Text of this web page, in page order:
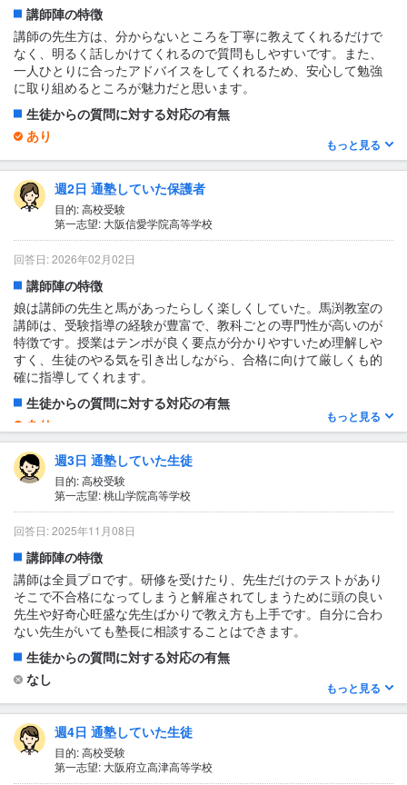
講師陣の特徴
講師の先生方は、分からないところを丁寧に教えてくれるだけで
なく、明るく話しかけてくれるので質問もしやすいです。また、
一人ひとりに合ったアドバイスをしてくれるため、安心して勉強
に取り組めるところが魅力だと思います。
生徒からの質問に対する対応の有無
あり
授業内でわからなかった問題や、宿題の範囲に対する質問など、
特に緊張感や不安もなく、気軽に質問している人が多い印象だっ
た。
1日あたりの授業時間について
2〜3時間
授業の形式・流れ・雰囲気
授業は、先生の説明が分かりやすく、例題を解きながら進むので
内容を理解しやすいと感じました。また、その後に演習問題にも
取り組めるため、学んだことをしっかり定着させながら授業を受
けられるところが良いと思いました！
テキスト・教材について
テキストは内容が分かりやすく、重要なポイントがしっかりまと
められているので復習もしやすいと感じました。また、問題の種
類も豊富で、基礎から応用まで幅広く学べるところが良いと思い
ました！
もっと見る
週2日 通塾していた保護者
目的: 高校受験
第一志望: 大阪信愛学院高等学校
回答日: 2026年02月02日
講師陣の特徴
娘は講師の先生と馬があったらしく楽しくしていた。馬渕教室の
講師は、受験指導の経験が豊富で、教科ごとの専門性が高いのが
特徴です。授業はテンポが良く要点が分かりやすいため理解しや
すく、生徒のやる気を引き出しながら、合格に向けて厳しくも的
確に指導してくれます。
生徒からの質問に対する対応の有無
あり
丁寧に教えていただきました。
1日あたりの授業時間について
2〜3時間
馬渕教室の授業は集団指導が基本で、毎回明確な目的を持って進
められます。授業は前回内容の確認から始まり、新単元の解説、
演習、理解度チェックという流れが定着しています。講師がテン
ポよく要点を押さえた説明を行い、生徒を引き込みます。教室内
は適度な緊張感がありながらも活気があり、集中して学習できる
雰囲気です。質問や発言もしやすく、前向きに取り組めます。
テキスト・教材について
高い
もっと見る
週3日 通塾していた生徒
目的: 高校受験
第一志望: 桃山学院高等学校
回答日: 2025年11月08日
講師陣の特徴
講師は全員プロです。研修を受けたり、先生だけのテストがあり
そこで不合格になってしまうと解雇されてしまうために頭の良い
先生や好奇心旺盛な先生ばかりで教え方も上手です。自分に合わ
ない先生がいても塾長に相談することはできます。
生徒からの質問に対する対応の有無
なし
1日あたりの授業時間について
1〜2時間
授業の形式・流れ・雰囲気
授業の雰囲気としては先生に質問しやすい雰囲気になっていま
もっと見る
週4日 通塾していた生徒
目的: 高校受験
第一志望: 大阪府立高津高等学校